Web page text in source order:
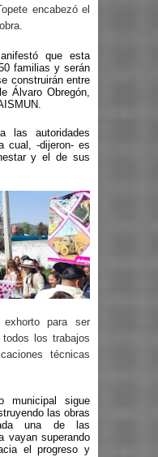
encabezó el
que esta
familias y serán
construirán entre
Álvaro Obregón,
las autoridades
cual, -dijeron- es
y el de sus
para ser
los trabajos
técnicas
municipal sigue
las obras
una de las
vayan superando
el progreso y